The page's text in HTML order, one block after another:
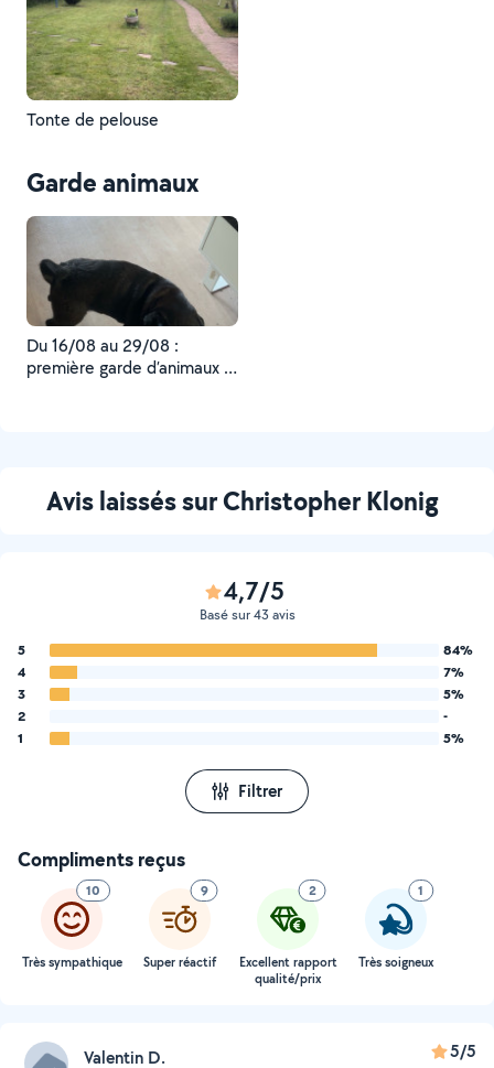
Tonte de pelouse
Garde animaux
Du 16/08 au 29/08 :
première garde d’animaux ,
Avis laissés sur Christopher Klonig
4,7/5
Basé sur 43 avis
5
84%
4
7%
3
5%
2
-
1
5%
Filtrer
Compliments reçus
10
Très sympathique
9
Super réactif
2
Excellent rapport
qualité/prix
1
Très soigneux
Valentin D. 5/5